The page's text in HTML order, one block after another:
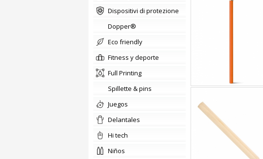
Dispositivi di protezione
Dopper®
Eco friendly
fitness y deporte
Full Printing
Spillette & pins
Juegos
delantales
hi tech
niños